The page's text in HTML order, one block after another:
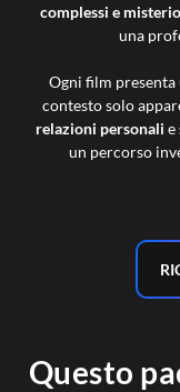
complessi e
una
Ogni film presenta
contesto solo
relazioni personali e
un percorso
Questo